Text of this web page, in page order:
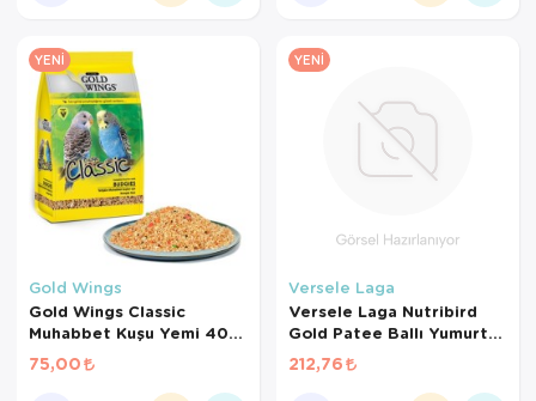
YENI
Gold Wings
Gold Wings Classic
Muhabbet Kuşu Yemi 400
Gr
75,00
YENI
Versele Laga
Versele Laga Nutribird
Gold Patee Ballı Yumurtalı
Kanarya Maması (500 GR
BÖLÜNMÜŞ)
212,76